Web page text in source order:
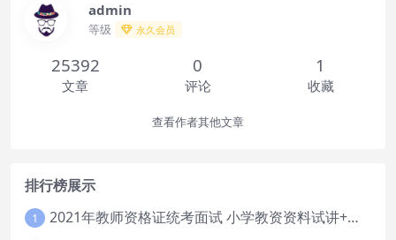
admin
等级 永久会员
25392
文章
0
评论
1
收藏
查看作者其他文章
排行榜展示
1 2021年教师资格证统考面试 小学教资资料试讲+答辩